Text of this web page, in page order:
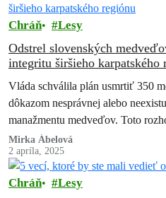
Chráň Lesy
Odstrel slovenských
integritu širšieho karpatského
Vláda schválila plán usmrtiť 350
dôkazom nesprávnej alebo
manažmentu medveďov. Toto
slovenského ministerstva
Mirka Ábelová
2 apríla, 2025
Chráň Lesy